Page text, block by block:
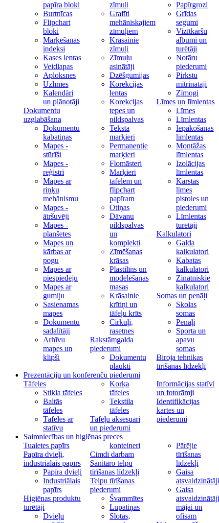
papīra bloki
Burtnīcas
Flipchart
bloki
Marķēšanas
indeksi
Kases lentas
Veidlapas
Aploksnes
Uzlīmes
Kalendāri
un plānotāji
Dokumentu
uzglabāšana
Dokumentu
kabatiņas
Mapes -
stūrīši
Mapes -
reģistri
Mapes ar
riņķu
mehānismu
Mapes -
ātršuvēji
Mapes -
planšetes
Mapes un
kārbas ar
pogu
Mapes ar
piespiedēju
Mapes ar
gumiju
Sasienamas
mapes
Dokumentu
sadalītāji
Arhīvu
mapes un
klipši
zīmuļi
Grafīti
mehāniskajiem
zīmuļiem
Krāsainie
zīmuļi
Zīmuļu
asinātāji
Dzēšgumijas
Korekcijas
lentas
Korekcijas
tepes un
pildspalvas
Teksta
marķieri
Permanentie
marķieri
Flomāsteri
Marķieri
tāfelēm un
flipchart
papīram
Otiņas
Dāvanu
pildspalvas
un
komplekti
Zīmēšanas
krāsas
Plastilīns un
modelēšanas
masas
Krāsainie
krītiņi un
tāfeļu krīts
Cirkuļi,
rasetnes
Rakstāmgalda
piederumi
Dokumentu
plaukti
Papīrgrozi
Grīdas
segumi
Vizītkaršu
albumi un
turētāji
Notāru
piederumi
Pirkstu
mitrinātāji
Zīmogi
Līmes un līmlentas
Līmes
Līmlentas
Iepakošanas
līmlentas
Montāžas
līmlentas
Izolācijas
līmlentas
Karstās
līmes
pistoles un
piederumi
Līmlentas
turētāji
Kalkulatori
Galda
kalkulatori
Kabatas
kalkulatori
Zinātniskie
kalkulatori
Somas un penāļi
Skolas
somas
Penāļi
Sporta un
apavu
somas
Biroja tehnikas
tīrīšanas līdzekļi
Prezentāciju un konferenču piederumi
Tāfeles
Stikla tāfeles
Baltās
tāfeles
Tāfeles ar
statīvu
Korķa
tāfeles
Tekstila
tāfeles
Tāfeļu aksesuāri
un piederumi
Informācijas statīvi
un fotorāmji
Identifikācijas
kartes un
piederumi
Saimniecības un higiēnas preces
Tualetes papīrs
Papīra dvieļi,
industriālais papīrs
Papīra dvieļi
Industriālais
papīrs
Higiēnas produktu
turētāji
Dvieļu
konteineri
Cimdi darbam
Sanitāro telpu
tīrīšanas līdzekļi
Telpu tīrīšanas
piederumi
Švammītes
Lupatiņas
Slotas,
Pārējie
tīrīšanas
līdzekļi
Gaisa
atsvaidzinātāji
Gaisa
atsvaidzinātāji
mājai un
ofisam